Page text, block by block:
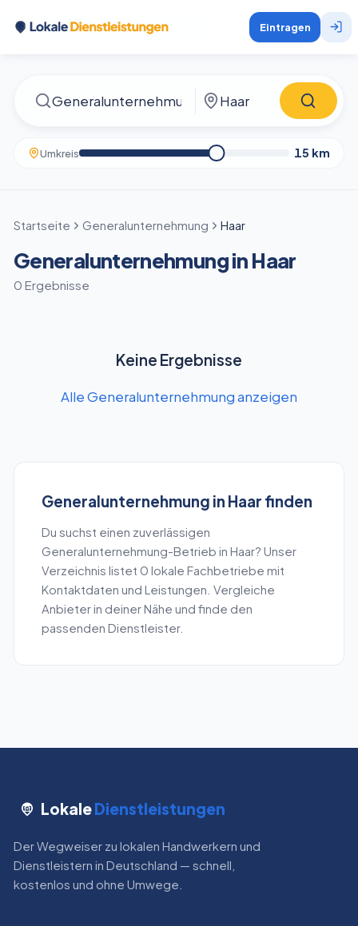
Eintragen
Umkreis 15 km
Startseite Generalunternehmung Haar
Generalunternehmung in Haar
0 Ergebnisse
Keine Ergebnisse
Alle Generalunternehmung anzeigen
Generalunternehmung in Haar finden
Du suchst einen zuverlässigen
Generalunternehmung-Betrieb in Haar? Unser
Verzeichnis listet 0 lokale Fachbetriebe mit
Kontaktdaten und Leistungen. Vergleiche
Anbieter in deiner Nähe und finde den
passenden Dienstleister.
LokaleDienstleistungen
Der Wegweiser zu lokalen Handwerkern und
Dienstleistern in Deutschland — schnell,
kostenlos und ohne Umwege.